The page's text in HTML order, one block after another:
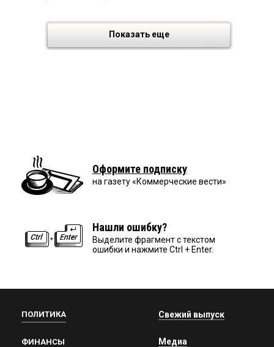
Показать еще
Оформите подписку
на газету «Коммерческие вести»
Нашли ошибку?
Выделите фрагмент с текстом
ошибки и нажмите Ctrl + Enter.
ПОЛИТИКА
ФИНАНСЫ
Свежий выпуск
Медиа